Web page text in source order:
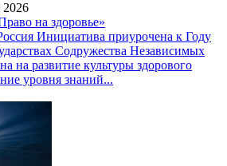
на здоровье»
Инициатива приурочена к Году
Содружества Независимых
на развитие культуры здорового
уровня знаний...